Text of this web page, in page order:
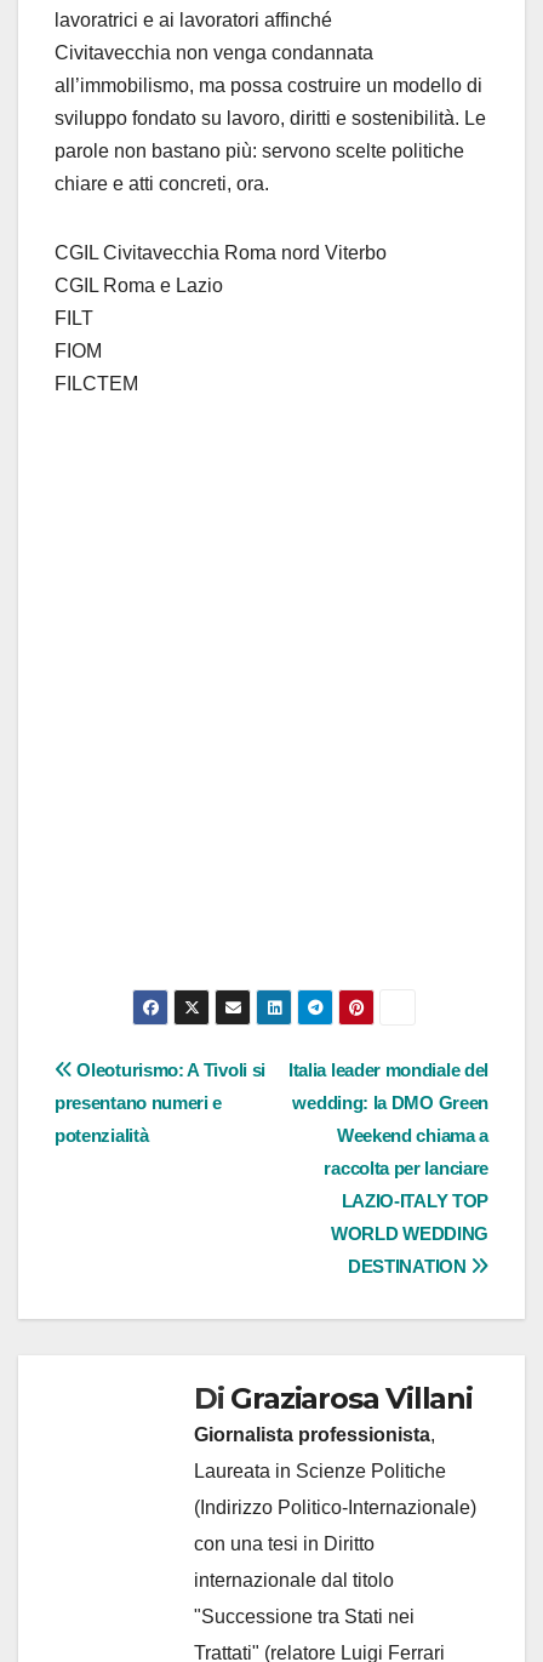
lavoratrici e ai lavoratori affinché
Civitavecchia non venga condannata
all’immobilismo, ma possa costruire un modello di
sviluppo fondato su lavoro, diritti e sostenibilità. Le
parole non bastano più: servono scelte politiche
chiare e atti concreti, ora.
CGIL Civitavecchia Roma nord Viterbo
CGIL Roma e Lazio
FILT
FIOM
FILCTEM
Navigazione
articoli
Italia leader mondiale del
wedding: la DMO Green
Weekend chiama a
raccolta per lanciare
LAZIO-ITALY TOP
WORLD WEDDING
DESTINATION
Oleoturismo: A Tivoli si
presentano numeri e
potenzialità
Di Graziarosa Villani
Giornalista professionista,
Laureata in Scienze Politiche
(Indirizzo Politico-Internazionale)
con una tesi in Diritto
internazionale dal titolo
"Successione tra Stati nei
Trattati" (relatore Luigi Ferrari